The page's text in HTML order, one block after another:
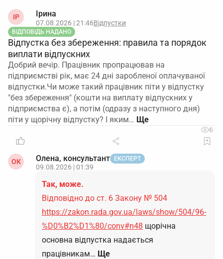
ІР Ірина
07.08.2026 | 21:46Відпустки
ВІДПОВІДЬ НАДАНО
Відпустка без збереження: правила та порядок
виплати відпускних
Добрий вечір. Працівник пропрацював на
підприємстві рік, має 24 дні заробленої оплачуваної
відпустки.Чи може такий працівник піти у відпустку
"без збереження" (кошти на виплату відпускних у
підприємства є), а потім (одразу з наступного дня)
піти у щорічну відпустку? І яким…
6
ОК Олена, консультант ЕКСПЕРТ
09.08.2026 | 01:39
Так, може.
Відповідно до ст. 6 Закону № 504
https://zakon.rada.gov.ua/laws/show/504/96-
%D0%B2%D1%80/conv#n48 щорічна
основна відпустка надається
працівникам… Ще